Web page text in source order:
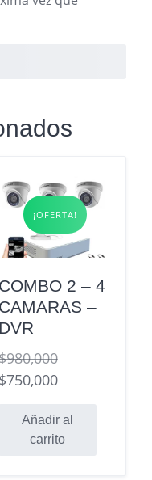
¡OFERTA!
COMBO 2 – 4
CAMARAS –
DVR
980,000
El
original
$750,000
precio
actual
Añadir al
carrito